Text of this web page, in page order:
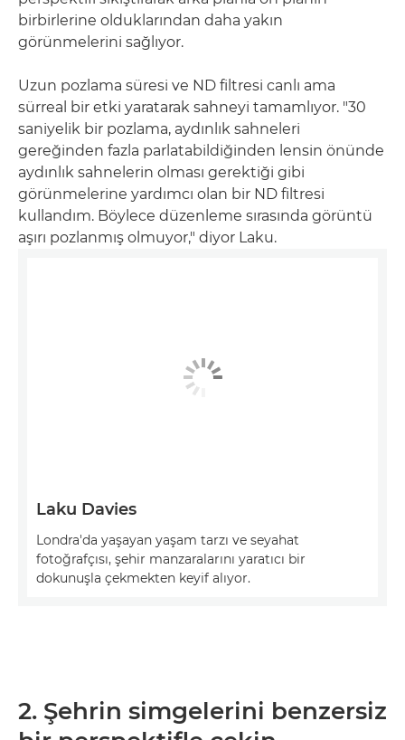
birbirlerine olduklarından daha yakın
görünmelerini sağlıyor.
Uzun pozlama süresi ve ND filtresi canlı ama
sürreal bir etki yaratarak sahneyi tamamlıyor. "30
saniyelik bir pozlama, aydınlık sahneleri
gereğinden fazla parlatabildiğinden lensin önünde
aydınlık sahnelerin olması gerektiği gibi
görünmelerine yardımcı olan bir ND filtresi
kullandım. Böylece düzenleme sırasında görüntü
aşırı pozlanmış olmuyor," diyor Laku.
Laku Davies
Londra'da yaşayan yaşam tarzı ve seyahat
fotoğrafçısı, şehir manzaralarını yaratıcı bir
dokunuşla çekmekten keyif alıyor.
2. Şehrin simgelerini benzersiz